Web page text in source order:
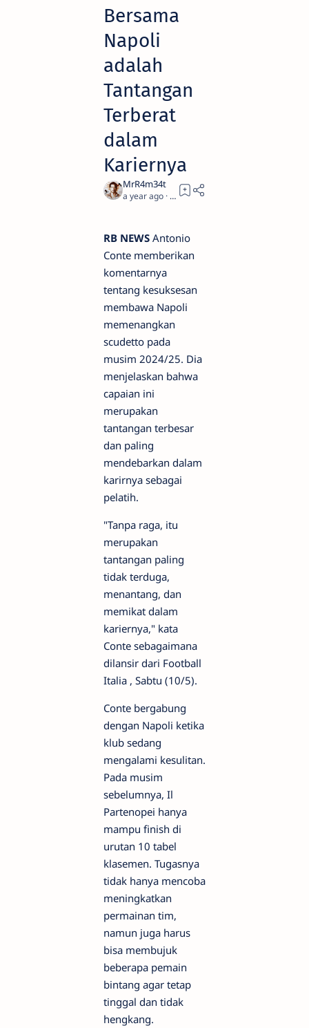
Bersama
Napoli
adalah
Tantangan
Terberat
dalam
Kariernya
a year ago 2
RB NEWS Antonio
Conte memberikan
komentarnya
tentang kesuksesan
membawa Napoli
memenangkan
scudetto pada
musim 2024/25. Dia
menjelaskan bahwa
capaian ini
merupakan
tantangan terbesar
dan paling
mendebarkan dalam
karirnya sebagai
pelatih.
"Tanpa raga, itu
merupakan
tantangan paling
tidak terduga,
menantang, dan
memikat dalam
kariernya," kata
Conte sebagaimana
dilansir dari Football
Italia , Sabtu (10/5).
Conte bergabung
dengan Napoli ketika
klub sedang
mengalami kesulitan.
Pada musim
sebelumnya, Il
Partenopei hanya
mampu finish di
urutan 10 tabel
klasemen. Tugasnya
tidak hanya mencoba
meningkatkan
permainan tim,
namun juga harus
bisa membujuk
beberapa pemain
bintang agar tetap
tinggal dan tidak
hengkang.